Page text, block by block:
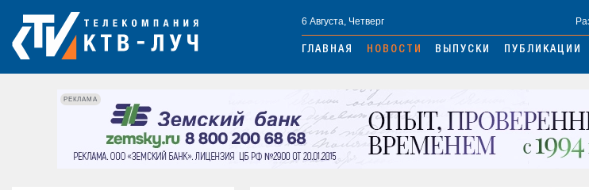
6 Августа, Четверг
ГЛАВНАЯ НОВОСТИ ВЫПУСКИ ПУБЛИКАЦИИ
РЕКЛАМА